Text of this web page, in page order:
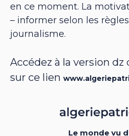
en ce moment. La
– informer selon les
journalisme.
Accédez à la version
sur ce lien
Le monde vu